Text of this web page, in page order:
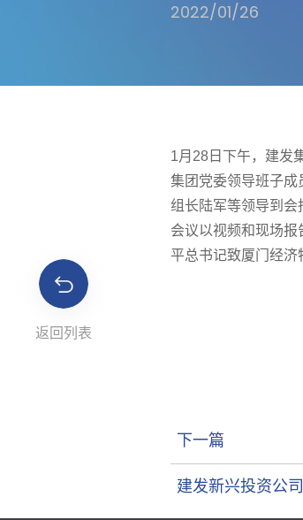
2022/01/26
返回列表
1月28日下午，建发
集团党委领导班子成
组长陆军等领导到会
会议以视频和现场
平总书记致厦门经济
下一篇
建发新兴投资公